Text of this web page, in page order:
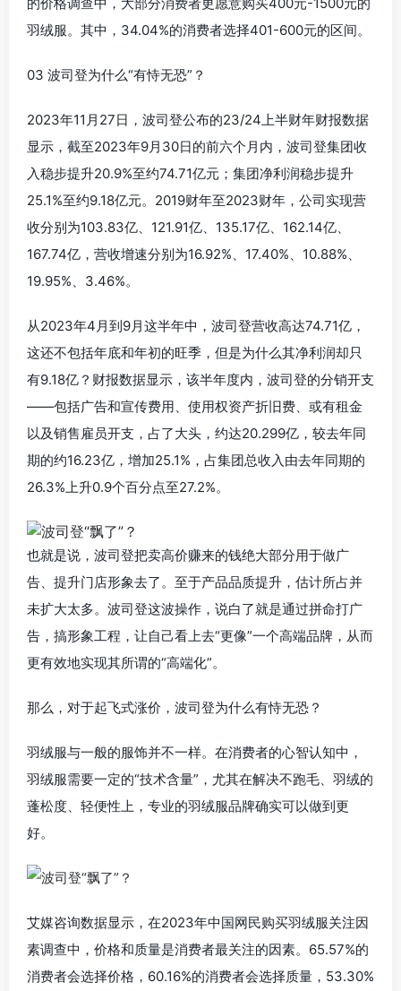
羽绒服。其中，34.04%的消费者选择401-600元的区间。
03 波司登为什么“有恃无恐”？
2023年11月27日，波司登公布的23/24上半财年财报数据
显示，截至2023年9月30日的前六个月内，波司登集团收
入稳步提升20.9%至约74.71亿元；集团净利润稳步提升
25.1%至约9.18亿元。2019财年至2023财年，公司实现营
收分别为103.83亿、121.91亿、135.17亿、162.14亿、
167.74亿，营收增速分别为16.92%、17.40%、10.88%、
19.95%、3.46%。
从2023年4月到9月这半年中，波司登营收高达74.71亿，
这还不包括年底和年初的旺季，但是为什么其净利润却只
有9.18亿？财报数据显示，该半年度内，波司登的分销开支
——包括广告和宣传费用、使用权资产折旧费、或有租金
以及销售雇员开支，占了大头，约达20.299亿，较去年同
期的约16.23亿，增加25.1%，占集团总收入由去年同期的
26.3%上升0.9个百分点至27.2%。
也就是说，波司登把卖高价赚来的钱绝大部分用于做广
告、提升门店形象去了。至于产品品质提升，估计所占并
未扩大太多。波司登这波操作，说白了就是通过拼命打广
告，搞形象工程，让自己看上去“更像”一个高端品牌，从而
更有效地实现其所谓的“高端化”。
那么，对于起飞式涨价，波司登为什么有恃无恐？
羽绒服与一般的服饰并不一样。在消费者的心智认知中，
羽绒服需要一定的“技术含量”，尤其在解决不跑毛、羽绒的
蓬松度、轻便性上，专业的羽绒服品牌确实可以做到更
好。
艾媒咨询数据显示，在2023年中国网民购买羽绒服关注因
素调查中，价格和质量是消费者最关注的因素。65.57%的
消费者会选择价格，60.16%的消费者会选择质量，53.30%